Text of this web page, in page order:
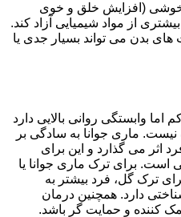
(افزایش خلق و خوی
از مواد شیمیایی آزاد کند.
های بدن می تواند بسیار جدی یا
وابستگی روانی بالایی دارد
ماری جوانا به سادگی بر
اثر می گذارد و این برای
است. برای ترک ماری جوانا یا
ترک گل، فرد بیشتر به
دارد. همچنین درمان
کننده و حمایت گر باشد.